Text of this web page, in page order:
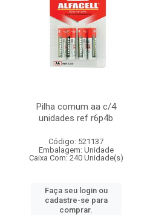
Pilha comum aa c/4
unidades ref r6p4b
Código: 521137
Embalagem: Unidade
Caixa Com: 240 Unidade(s)
Faça seu login ou
cadastre-se para
comprar.